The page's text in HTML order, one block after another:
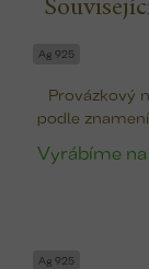
Ag 925
Provázkový
podle
Vyrábíme
Ag 925